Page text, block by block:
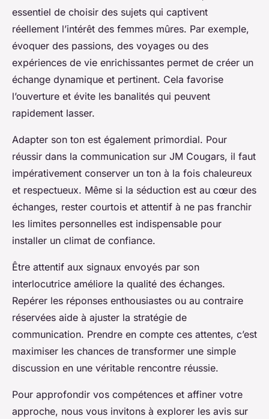
essentiel de choisir des sujets qui captivent
réellement l’intérêt des femmes mûres. Par exemple,
évoquer des passions, des voyages ou des
expériences de vie enrichissantes permet de créer un
échange dynamique et pertinent. Cela favorise
l’ouverture et évite les banalités qui peuvent
rapidement lasser.
Adapter son ton est également primordial. Pour
réussir dans la communication sur JM Cougars, il faut
impérativement conserver un ton à la fois chaleureux
et respectueux. Même si la séduction est au cœur des
échanges, rester courtois et attentif à ne pas franchir
les limites personnelles est indispensable pour
installer un climat de confiance.
Être attentif aux signaux envoyés par son
interlocutrice améliore la qualité des échanges.
Repérer les réponses enthousiastes ou au contraire
réservées aide à ajuster la stratégie de
communication. Prendre en compte ces attentes, c’est
maximiser les chances de transformer une simple
discussion en une véritable rencontre réussie.
Pour approfondir vos compétences et affiner votre
approche, nous vous invitons à explorer les avis sur